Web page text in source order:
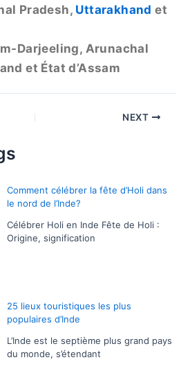
Pradesh, Uttarakhand et
Darjeeling, Arunachal
et État d’Assam
NEXT
Comment célébrer la fête d’Holi dans
le nord de l’Inde?
Célébrer Holi en Inde Fête de Holi :
Origine, signification
25 lieux touristiques les plus
populaires d’Inde
L’Inde est le septième plus grand pays
du monde, s’étendant